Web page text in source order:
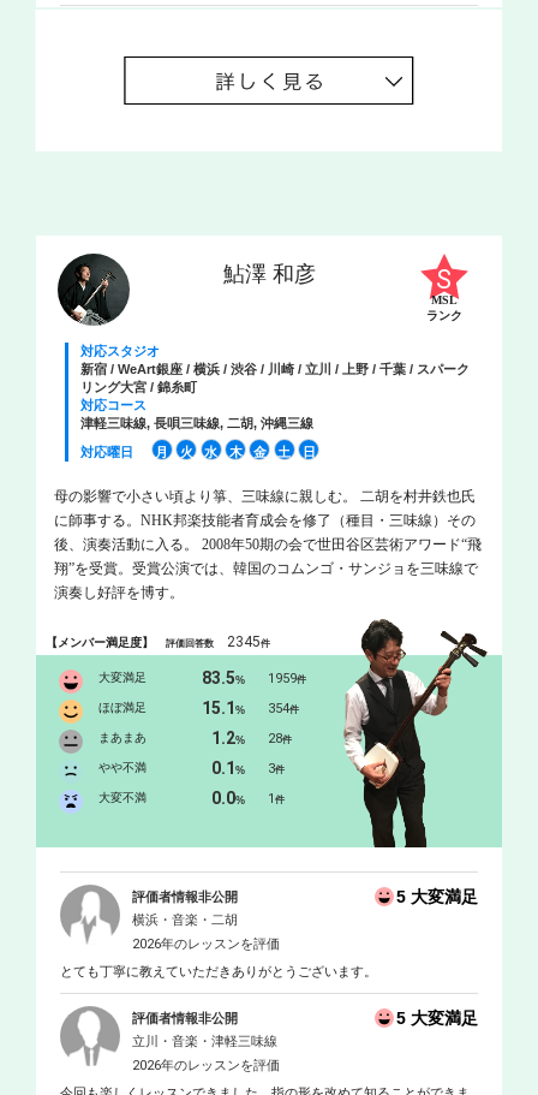
鮎澤 和彦
MSL
ランク
対応スタジオ
新宿 / WeArt銀座 / 横浜 / 渋谷 / 川崎 / 立川 / 上野 / 千葉 / スパーク
リング大宮 / 錦糸町
対応コース
津軽三味線, 長唄三味線, 二胡, 沖縄三線
対応曜日
月 火 水 木 金 土 日
母の影響で小さい頃より箏、三味線に親しむ。 二胡を村井鉄也氏
に師事する。NHK邦楽技能者育成会を修了（種目・三味線）その
後、演奏活動に入る。 2008年50期の会で世田谷区芸術アワード“飛
翔”を受賞。受賞公演では、韓国のコムンゴ・サンジョを三味線で
演奏し好評を博す。
【メンバー満足度】評価回答数 2345件
大変満足 83.5% 1959件
ほぼ満足 15.1% 354件
まあまあ 1.2% 28件
やや不満 0.1% 3件
大変不満 0.0% 1件
評価者情報非公開 5 大変満足
横浜・音楽・二胡
2026年のレッスンを評価
とても丁寧に教えていただきありがとうございます。
評価者情報非公開 5 大変満足
立川・音楽・津軽三味線
2026年のレッスンを評価